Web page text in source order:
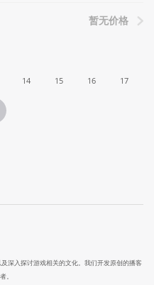
暂无价格
14 15 16 17
深入探讨游戏相关的文化。我们开发原创的播客
。